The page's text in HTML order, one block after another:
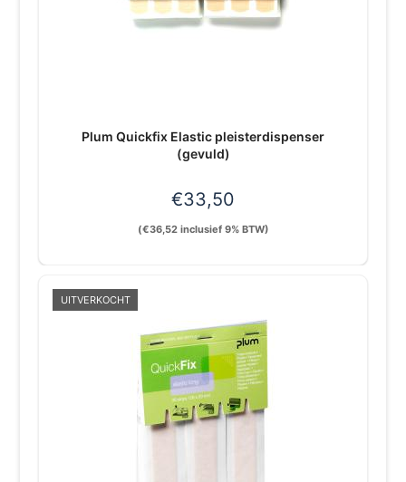
Plum Quickfix Elastic pleisterdispenser
(gevuld)
€33,50
(€36,52inclusief 9% BTW)
UITVERKOCHT